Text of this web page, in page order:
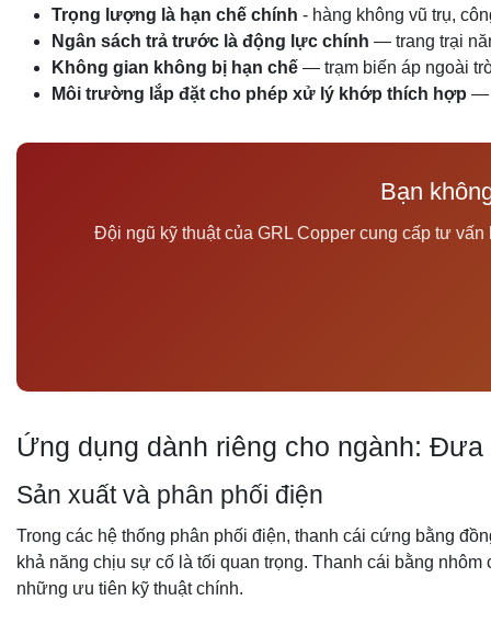
Trọng lượng là hạn chế chính - hàng không vũ trụ,
Ngân sách trả trước là động lực chính — trang trại
Không gian không bị hạn chế — trạm biến áp ngoài
Môi trường lắp đặt cho phép xử lý khớp thích hợp —
Bạn
Đội ngũ kỹ thuật của GRL Copper cung cấp tư
Ứng dụng dành riêng cho ngành:
Sản xuất và phân phối điện
Trong các hệ thống phân phối điện, thanh cái cứng bằng
khả năng chịu sự cố là tối quan trọng. Thanh cái bằng
những ưu tiên kỹ thuật chính.